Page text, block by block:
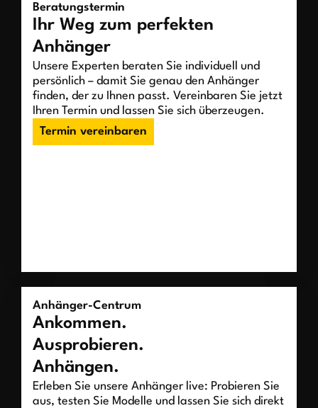
Beratungstermin
Ihr Weg zum perfekten
Anhänger
Unsere Experten beraten Sie individuell und
persönlich – damit Sie genau den Anhänger
finden, der zu Ihnen passt. Vereinbaren Sie jetzt
Ihren Termin und lassen Sie sich überzeugen.
Termin vereinbaren
Anhänger-Centrum
Ankommen.
Ausprobieren.
Anhängen.
Erleben Sie unsere Anhänger live: Probieren Sie
aus, testen Sie Modelle und lassen Sie sich direkt